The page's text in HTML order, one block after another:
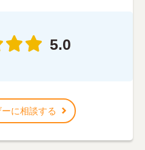
5.0
に相談する